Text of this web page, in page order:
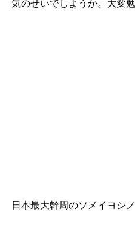
気のせいでしようか。大変
日本最大幹周のソメイヨシノ